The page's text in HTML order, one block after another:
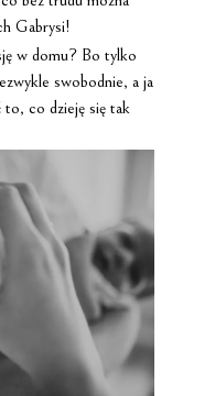
Gabrysi!
w domu? Bo tylko
swobodnie, a ja
to, co dzieję się tak